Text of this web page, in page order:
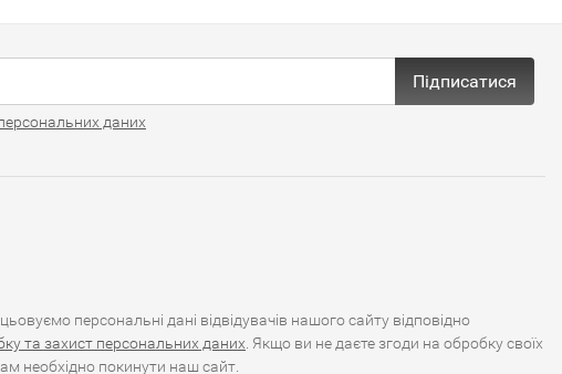
Підписатися
даних
персональні дані відвідувачів нашого сайту відповідно
та захист персональних даних . Якщо ви не даєте згоди на обробку своїх
необхідно покинути наш сайт.